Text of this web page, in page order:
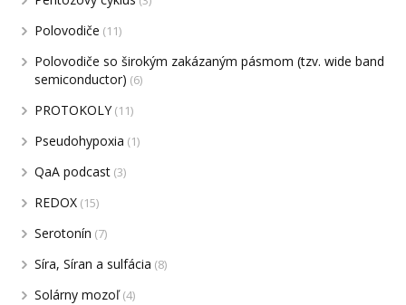
Polovodiče (11)
Polovodiče so širokým zakázaným pásmom (tzv. wide band
semiconductor) (6)
PROTOKOLY(11)
Pseudohypoxia (1)
QaA podcast (3)
REDOX (15)
Serotonín (7)
Síra, Síran a sulfácia (8)
Solárny mozoľ(4)